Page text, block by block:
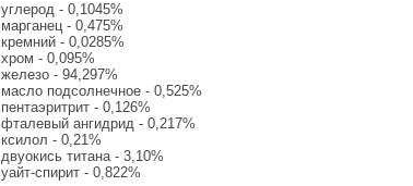
углерод - 0,1045%
марганец - 0,475%
кремний - 0,0285%
хром - 0,095%
железо - 94,297%
масло подсолнечное - 0,525%
пентаэритрит - 0,126%
фталевый ангидрид - 0,217%
ксилол - 0,21%
двуокись титана - 3,10%
уайт-спирит - 0,822%